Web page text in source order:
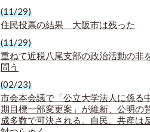
(11/29)
住民投票の結果 大阪市は残った
(11/29)
重ねて近税八尾支部の政治活動の非
問う
(02/23)
市会本会議で「公立大学法人に係る
期目標一部変更案」が維新、公明の
成多数で可決される。自民、共産は